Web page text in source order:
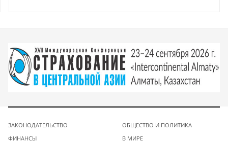
ЗАКОНОДАТЕЛЬСТВО
ФИНАНСЫ
ОБЩЕСТВО И ПОЛИТИКА
В МИРЕ